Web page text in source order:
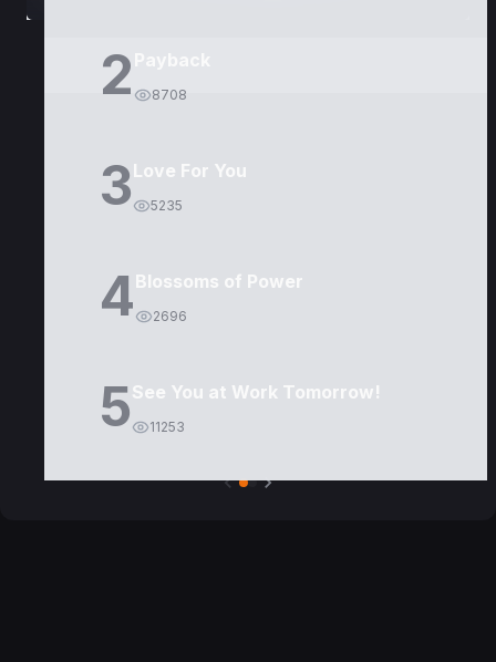
2 8708
3Love For You
5235
4Blossoms of Power
2696
5See You at Work Tomorrow!
11253